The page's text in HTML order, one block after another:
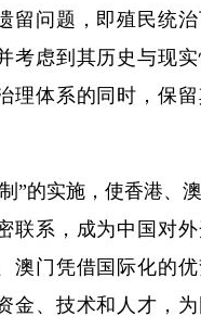
留问题，即殖民统
考虑到其历史与现
理体系的同时，保
的实施，使香港、澳
联系，成为中国对
澳门凭借国际化的
金、技术和人才，